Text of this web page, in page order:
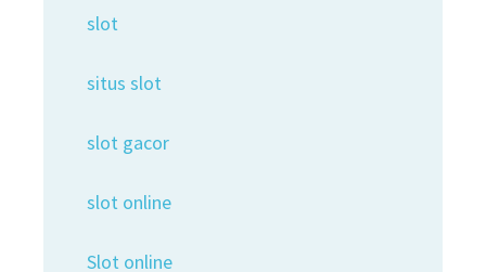
slot
situs slot
slot gacor
slot online
Slot online